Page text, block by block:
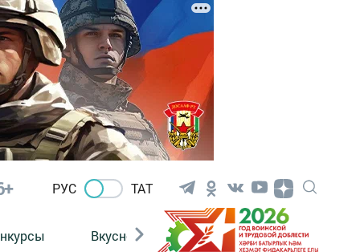
РУС ТАТ
Вкусности Фотогалерея